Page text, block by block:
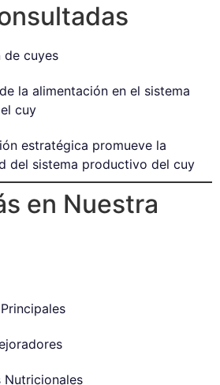
de cuyes
la alimentación en el sistema
cuy
estratégica promueve la
del sistema productivo del cuy
en Nuestra
Nutricionales